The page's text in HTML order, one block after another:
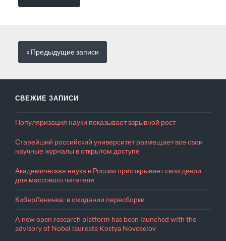
« Предыдущиезаписи
СВЕЖИЕ ЗАПИСИ
Популяризация науки показывает взрывной рост
Старейший российский университет размещает все свои
научные журналы в открытом доступе
Академическая наука в России приоткрывает свои двери
для массового читателя
КиберЛенинка: в ожидании пересборки
A new open research platform has been launched with the
advisory of Nobel laureate Kostya Novoselov